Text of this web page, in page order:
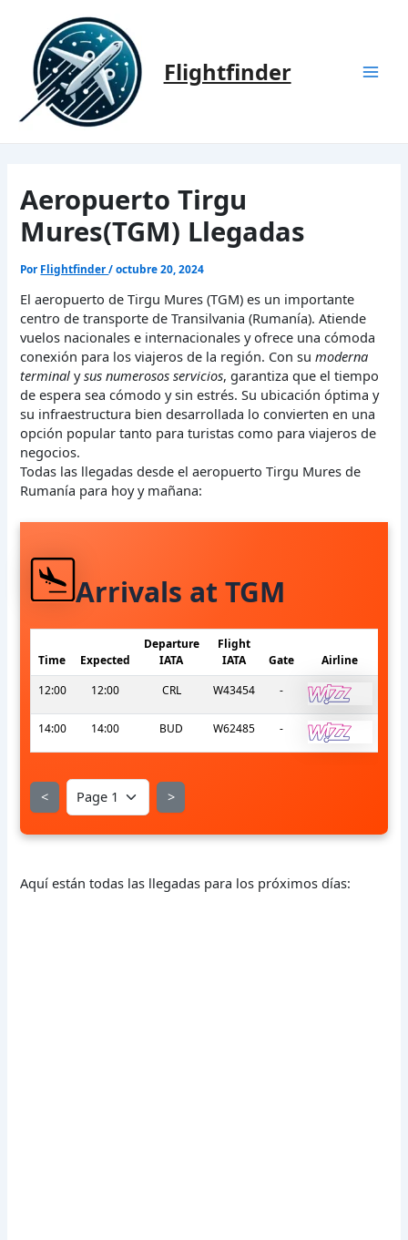
contenido
Flightfinder
Aeropuerto Tirgu
Mures(TGM) Llegadas
Por Flightfinder/octubre 20, 2024
El aeropuerto de Tirgu Mures (TGM) es un importante
centro de transporte de Transilvania (Rumanía). Atiende
vuelos nacionales e internacionales y ofrece una cómoda
conexión para los viajeros de la región. Con sumoderna
terminal ysus numerosos servicios, garantiza que el tiempo
de espera sea cómodo y sin estrés. Su ubicación óptima y
su infraestructura bien desarrollada lo convierten en una
opción popular tanto para turistas como para viajeros de
negocios.
Todas las llegadas desde el aeropuerto Tirgu Mures de
Rumanía para hoy y mañana:
Arrivals at TGM
Time Expected
Departure
IATA
Flight
IATA
Gate
Airline
12:00
12:00 CRL W43454 -
14:00 14:00 BUD W62485 -
< >
Aquí están todas las llegadas para los próximos días: